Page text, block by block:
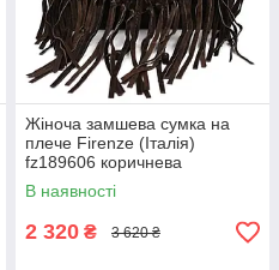
Жіноча замшева сумка на
плече Firenze (Італія)
fz189606 коричнева
В наявності
2 320 ₴ 3 620 ₴